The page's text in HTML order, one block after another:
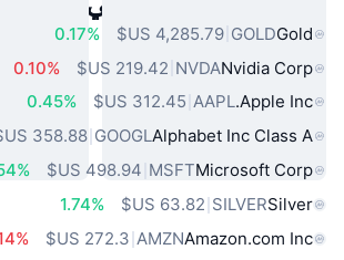
Gold
GOLD
‏‏4,285.79 US$
0.17%
Nvidia Corp
NVDA
0.10%
Apple Inc.
AAPL
0.45%
Alphabet Inc Class A
GOOGL
‏358.88 US$
Microsoft Corp
MSFT
Silver
SILVER
1.74%
Amazon.com Inc
AMZN